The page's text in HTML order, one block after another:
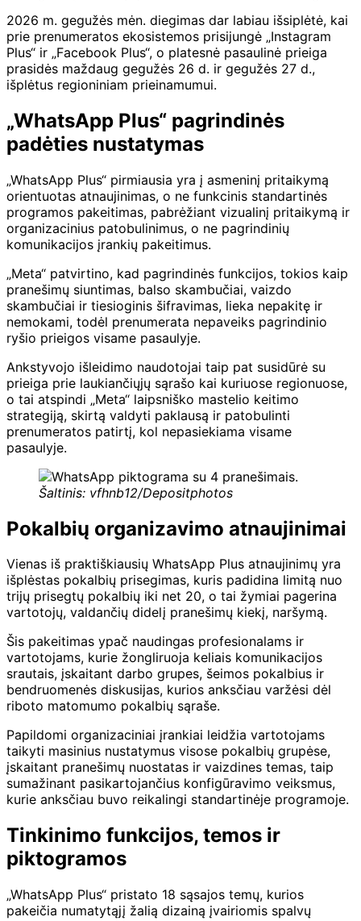
2026 m. gegužės mėn. diegimas dar labiau išsiplėtė, kai
prie prenumeratos ekosistemos prisijungė „Instagram
Plus“ ir „Facebook Plus“, o platesnė pasaulinė prieiga
prasidės maždaug gegužės 26 d. ir gegužės 27 d.,
išplėtus regioniniam prieinamumui.
„WhatsApp Plus“ pagrindinės
padėties nustatymas
„WhatsApp Plus“ pirmiausia yra į asmeninį pritaikymą
orientuotas atnaujinimas, o ne funkcinis standartinės
programos pakeitimas, pabrėžiant vizualinį pritaikymą ir
organizacinius patobulinimus, o ne pagrindinių
komunikacijos įrankių pakeitimus.
„Meta“ patvirtino, kad pagrindinės funkcijos, tokios kaip
pranešimų siuntimas, balso skambučiai, vaizdo
skambučiai ir tiesioginis šifravimas, lieka nepakitę ir
nemokami, todėl prenumerata nepaveiks pagrindinio
ryšio prieigos visame pasaulyje.
Ankstyvojo išleidimo naudotojai taip pat susidūrė su
prieiga prie laukiančiųjų sąrašo kai kuriuose regionuose,
o tai atspindi „Meta“ laipsniško mastelio keitimo
strategiją, skirtą valdyti paklausą ir patobulinti
prenumeratos patirtį, kol nepasiekiama visame
pasaulyje.
Šaltinis: vfhnb12/Depositphotos
Pokalbių organizavimo atnaujinimai
Vienas iš praktiškiausių WhatsApp Plus atnaujinimų yra
išplėstas pokalbių prisegimas, kuris padidina limitą nuo
trijų prisegtų pokalbių iki net 20, o tai žymiai pagerina
vartotojų, valdančių didelį pranešimų kiekį, naršymą.
Šis pakeitimas ypač naudingas profesionalams ir
vartotojams, kurie žongliruoja keliais komunikacijos
srautais, įskaitant darbo grupes, šeimos pokalbius ir
bendruomenės diskusijas, kurios anksčiau varžėsi dėl
riboto matomumo pokalbių sąraše.
Papildomi organizaciniai įrankiai leidžia vartotojams
taikyti masinius nustatymus visose pokalbių grupėse,
įskaitant pranešimų nuostatas ir vaizdines temas, taip
sumažinant pasikartojančius konfigūravimo veiksmus,
kurie anksčiau buvo reikalingi standartinėje programoje.
Tinkinimo funkcijos, temos ir
piktogramos
„WhatsApp Plus“ pristato 18 sąsajos temų, kurios
pakeičia numatytąjį žalią dizainą įvairiomis spalvų